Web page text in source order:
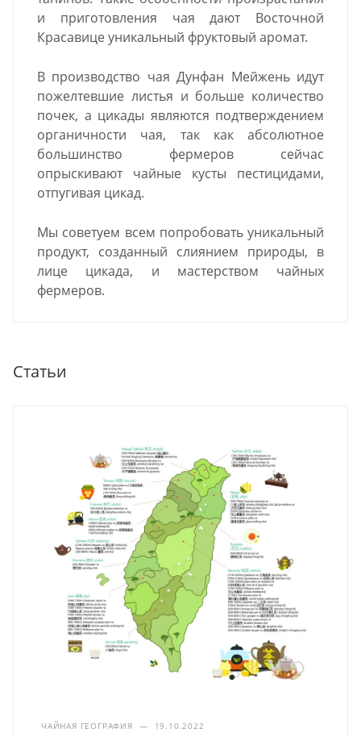
и приготовления чая дают Восточной
Красавице уникальный фруктовый аромат.
В производство чая Дунфан Мейжень идут
пожелтевшие листья и больше количество
почек, а цикады являются подтверждением
органичности чая, так как абсолютное
большинство фермеров сейчас
опрыскивают чайные кусты пестицидами,
отпугивая цикад.
Мы советуем всем попробовать уникальный
продукт, созданный слиянием природы, в
лице цикада, и мастерством чайных
фермеров.
Статьи
ЧАЙНАЯ ГЕОГРАФИЯ — 19.10.2022